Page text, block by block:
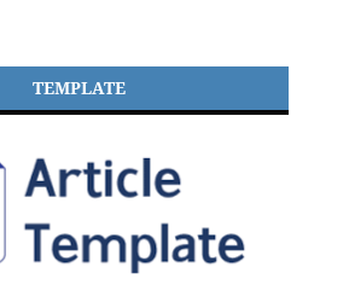
TEMPLATE